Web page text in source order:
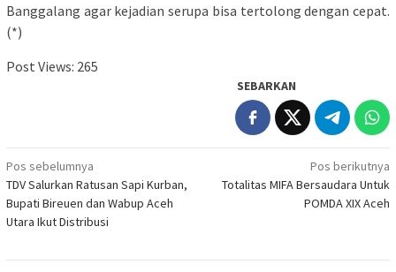
Banggalang agar kejadian serupa bisa tertolong dengan cepat.
(*)
Post Views: 265
SEBARKAN
Navigasi
pos
Pos sebelumnya
TDV Salurkan Ratusan Sapi Kurban,
Bupati Bireuen dan Wabup Aceh
Utara Ikut Distribusi
Pos berikutnya
Totalitas MIFA Bersaudara Untuk
POMDA XIX Aceh